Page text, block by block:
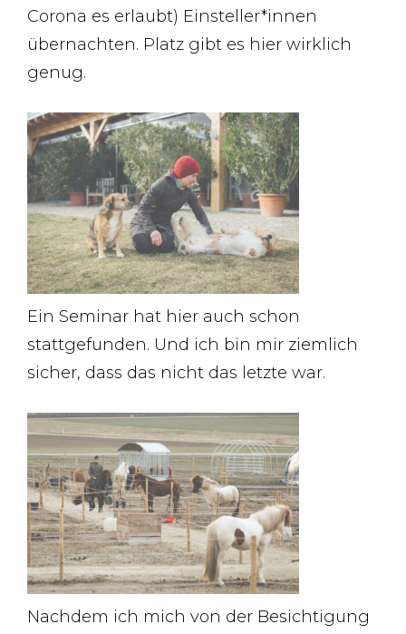
Corona es erlaubt) Einsteller*innen
übernachten. Platz gibt es hier wirklich
genug.
Ein Seminar hat hier auch schon
stattgefunden. Und ich bin mir ziemlich
sicher, dass das nicht das letzte war.
Nachdem ich mich von der Besichtigung